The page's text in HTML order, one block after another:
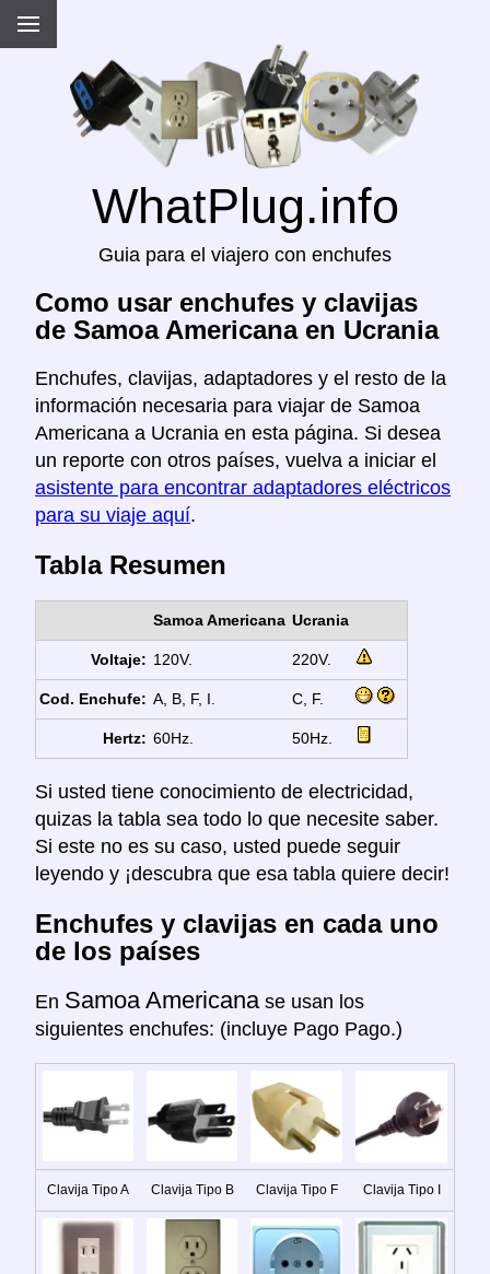
WhatPlug.info
Guia para el viajero con enchufes
Como usar enchufes y clavijas
de Samoa Americana en Ucrania
Enchufes, clavijas, adaptadores y el resto de la
información necesaria para viajar de Samoa
Americana a Ucrania en esta página. Si desea
un reporte con otros países, vuelva a iniciar el
asistente para encontrar adaptadores eléctricos
para su viaje aquí.
Tabla Resumen
Samoa Americana Ucrania
Voltaje: 120V. 220V.
Cod. Enchufe: A, B, F, I. C, F.
Hertz: 60Hz. 50Hz.
Si usted tiene conocimiento de electricidad,
quizas la tabla sea todo lo que necesite saber.
Si este no es su caso, usted puede seguir
leyendo y ¡descubra que esa tabla quiere decir!
Enchufes y clavijas en cada uno
de los países
En Samoa Americana se usan los
siguientes enchufes: (incluye Pago Pago.)
Clavija Tipo A Clavija Tipo B Clavija Tipo F Clavija Tipo I